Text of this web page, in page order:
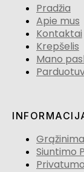
Pradžia
Apie mus
Kontaktai
Krepšelis
Mano
Siuntimo